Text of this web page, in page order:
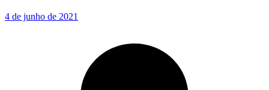
4 de junho de 2021